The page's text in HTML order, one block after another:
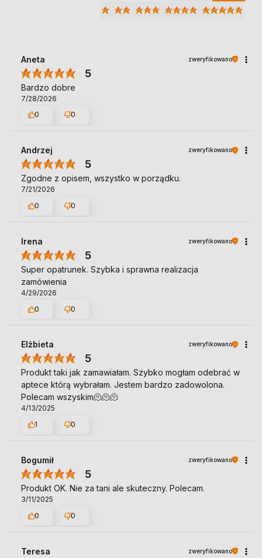
Aneta zweryfikowano
5
Bardzo dobre
7/28/2026
0
0
Andrzej zweryfikowano
5
Zgodne z opisem, wszystko w porządku.
7/21/2026
0
0
Irena zweryfikowano
5
Super opatrunek. Szybka i sprawna realizacja
zamówienia
4/29/2026
0
0
Elżbieta zweryfikowano
5
Produkt taki jak zamawiałam. Szybko mogłam odebrać w
aptece którą wybrałam. Jestem bardzo zadowolona.
Polecam wszyskim🫠🫠🫠
4/13/2025
1
0
Bogumił zweryfikowano
5
Produkt OK. Nie za tani ale skuteczny. Polecam.
3/11/2025
0
0
Teresa zweryfikowano